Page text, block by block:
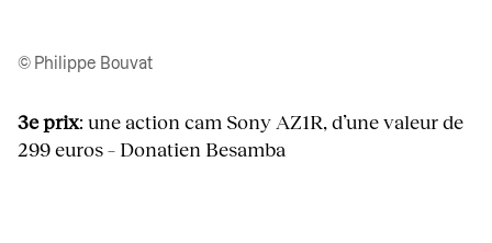
© Philippe Bouvat
3e prix: une action cam Sony AZ1R, d’une valeur de
299 euros – Donatien Besamba